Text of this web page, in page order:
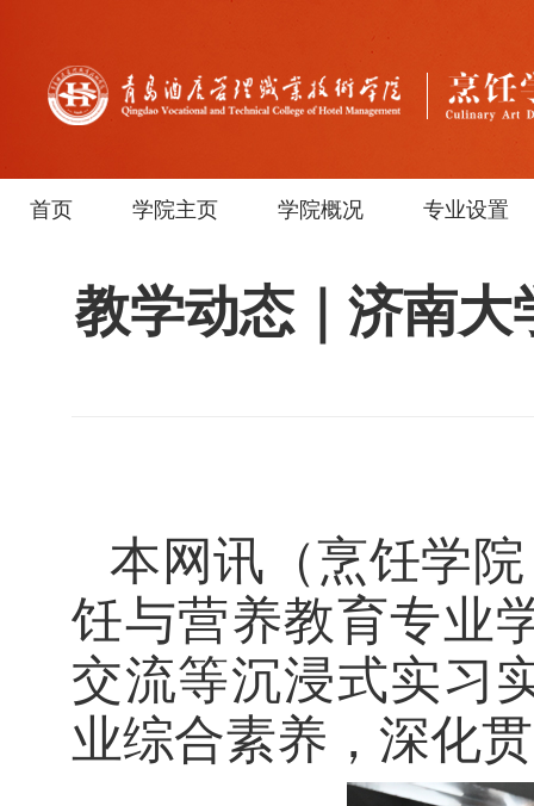
首页 学院主页 学院概况 专业设置
教学动态｜济南
本网讯 （烹饪学
饪与营养教育专业
交流等沉浸式实习
业综合素养，深化